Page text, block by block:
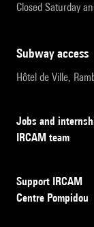
Closed Saturday
subway access
Hôtel de Ville,
Jobs and
IRCAM team
Support IRCAM
Centre Pompidou